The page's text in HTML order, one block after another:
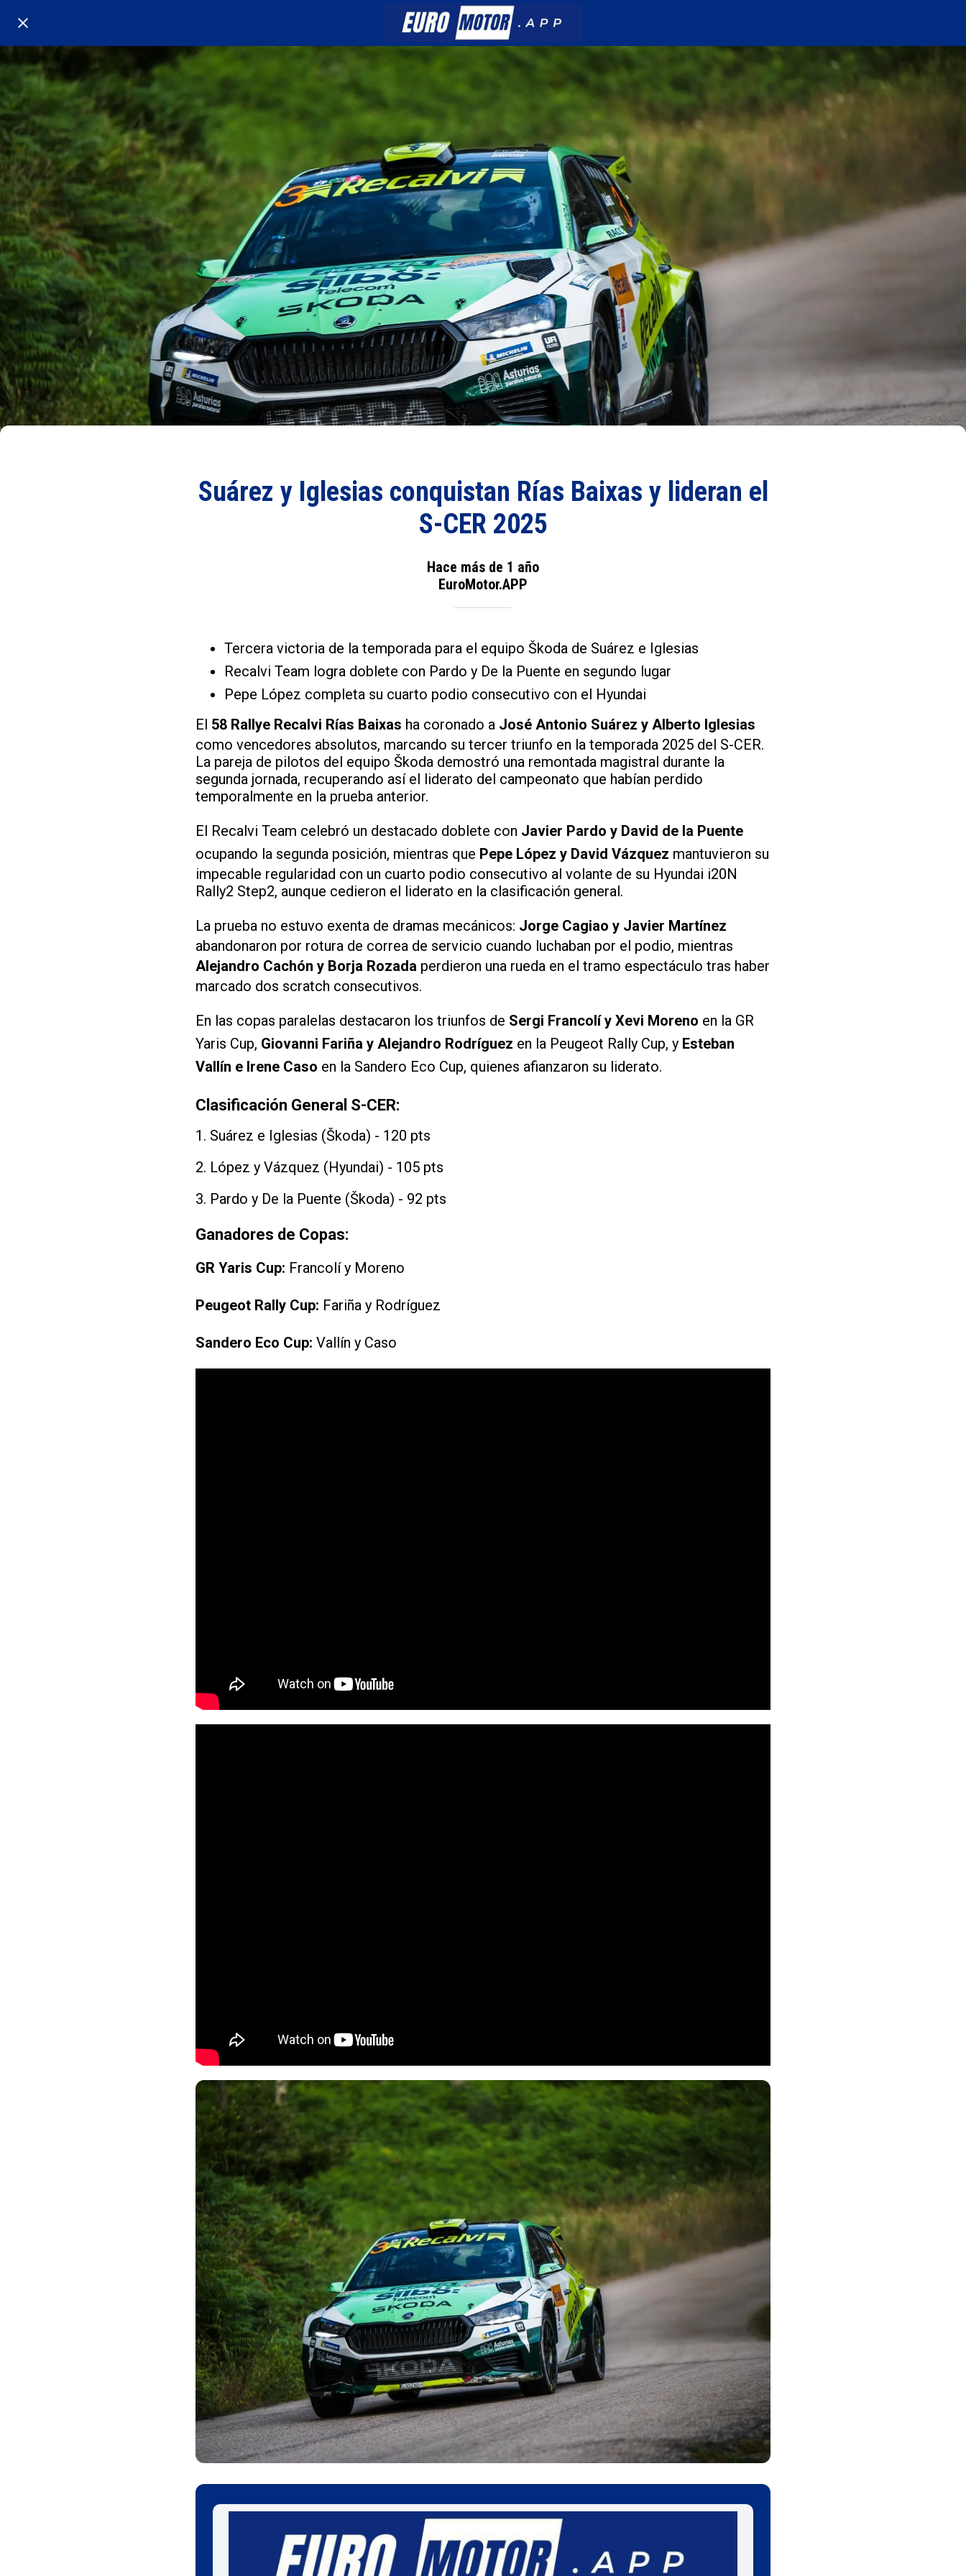
Suárez y Iglesias conquistan Rías Baixas y lideran el
S-CER 2025
Hace más de 1 año
EuroMotor.APP
Tercera victoria de la temporada para el equipo Škoda de Suárez e Iglesias
Recalvi Team logra doblete con Pardo y De la Puente en segundo lugar
Pepe López completa su cuarto podio consecutivo con el Hyundai
El 58 Rallye Recalvi Rías Baixas ha coronado a José Antonio Suárez y Alberto Iglesias
como vencedores absolutos, marcando su tercer triunfo en la temporada 2025 del S-CER.
La pareja de pilotos del equipo Škoda demostró una remontada magistral durante la
segunda jornada, recuperando así el liderato del campeonato que habían perdido
temporalmente en la prueba anterior.
El Recalvi Team celebró un destacado doblete con Javier Pardo y David de la Puente
ocupando la segunda posición, mientras que Pepe López y David Vázquez mantuvieron su
impecable regularidad con un cuarto podio consecutivo al volante de su Hyundai i20N
Rally2 Step2, aunque cedieron el liderato en la clasificación general.
La prueba no estuvo exenta de dramas mecánicos: Jorge Cagiao y Javier Martínez
abandonaron por rotura de correa de servicio cuando luchaban por el podio, mientras
Alejandro Cachón y Borja Rozada perdieron una rueda en el tramo espectáculo tras haber
marcado dos scratch consecutivos.
En las copas paralelas destacaron los triunfos de Sergi Francolí y Xevi Moreno en la GR
Yaris Cup, Giovanni Fariña y Alejandro Rodríguez en la Peugeot Rally Cup, y Esteban
Vallín e Irene Caso en la Sandero Eco Cup, quienes afianzaron su liderato.
Clasificación General S-CER:
1. Suárez e Iglesias (Škoda) - 120 pts
2. López y Vázquez (Hyundai) - 105 pts
3. Pardo y De la Puente (Škoda) - 92 pts
Ganadores de Copas:
GR Yaris Cup: Francolí y Moreno
Peugeot Rally Cup: Fariña y Rodríguez
Sandero Eco Cup: Vallín y Caso